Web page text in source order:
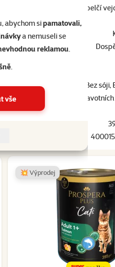
abychom sipamatovali,
a nemuseli se
reklamou.
.
vše
Křepelčí
potřeb, Bez hovězího, Bez sóji,
Bez
💥 Výprodej